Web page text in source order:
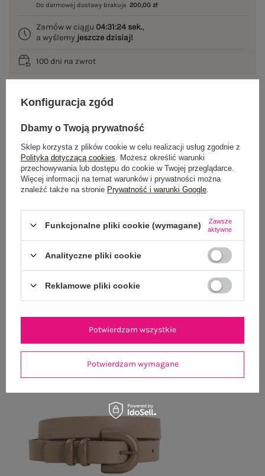
Do darmowej dostawy brakuje 200,00 zł
Zamów w ciągu 04:31:23 sek.,
a wyślemy jeszcze dzisiaj!
100 dni na zwrot
GŁÓWNE PARAMETRY
OPINIE O PRODUKCIE (31)
ZWROTY I REKLAMACJE
OSTATNIO OGLĄDANE
Zobacz wszystko
Konfiguracja zgód
Dbamy o Twoją prywatność
Sklep korzysta z plików cookie w celu realizacji usług zgodnie z
Polityką dotyczącą cookies . Możesz określić warunki
przechowywania lub dostępu do cookie w Twojej przeglądarce.
Więcej informacji na temat warunków i prywatności można
znaleźć także na stronie Prywatność i warunki Google
Funkcjonalne pliki cookie (wymagane)
Zawsze
aktywne
Analityczne pliki cookie
Reklamowe pliki cookie
Potwierdzam wymagane
Potwierdzam wszystkie